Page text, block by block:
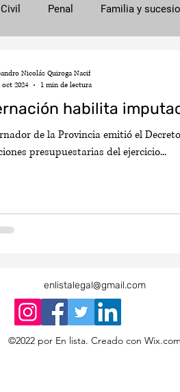
Civil Penal Familia y
habilita
de la Provincia emitió el
presupuestarias del ejercicio...
Nicolás Quiroga Nacif
oct 2024
1 min de lectura
enlistalegal@gmail.com
©2022 por En lista. Creado con Wix.com